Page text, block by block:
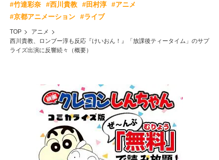
#竹達彩奈 #西川貴教 #田村淳
#アニメ
#京都アニメーション
#ライブ
TOP
アニメ
西川貴教、ロンブー淳も反応『けいおん！』「放課後ティータイム」のサプ
ライズ出演に反響続々（概要）